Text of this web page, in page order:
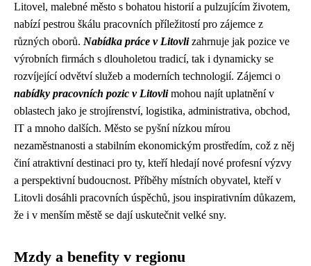
Litovel, malebné město s bohatou historií a pulzujícím životem,
nabízí pestrou škálu pracovních příležitostí pro zájemce z
různých oborů. Nabídka práce v Litovlizahrnuje jak pozice ve
výrobních firmách s dlouholetou tradicí, tak i dynamicky se
rozvíjející odvětví služeb a moderních technologií. Zájemci o
nabídky pracovních pozic v Litovlimohou najít uplatnění v
oblastech jako je strojírenství, logistika, administrativa, obchod,
IT a mnoho dalších. Město se pyšní nízkou mírou
nezaměstnanosti a stabilním ekonomickým prostředím, což z něj
činí atraktivní destinaci pro ty, kteří hledají nové profesní výzvy
a perspektivní budoucnost. Příběhy místních obyvatel, kteří v
Litovli dosáhli pracovních úspěchů, jsou inspirativním důkazem,
že i v menším městě se dají uskutečnit velké sny.
Mzdy a benefity v regionu